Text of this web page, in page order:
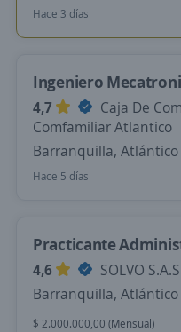
Hace 3 días
Ingeniero
4,7
Caja De
Comfamiliar Atlantico
Barranquilla, Atlántico
Hace 5 días
Practicante
4,6
SOLVO S.A.S
Barranquilla, Atlántico
$ 2.000.000,00 (Mensual)